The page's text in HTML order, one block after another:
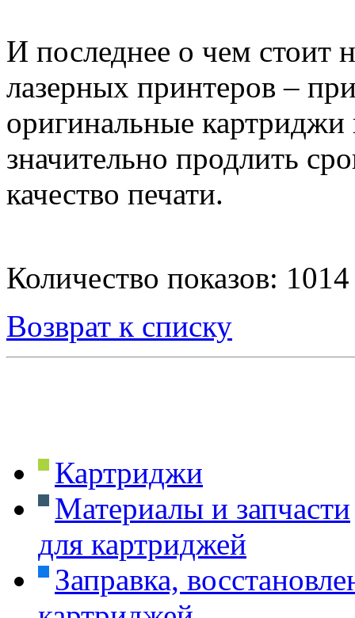
И последнее о чем стоит
лазерных принтеров –
оригинальные картриджи
значительно продлить
качество печати.
Количество показов: 1014
Возврат к списку
Картриджи
Материалы и запчасти
для картриджей
Заправка,